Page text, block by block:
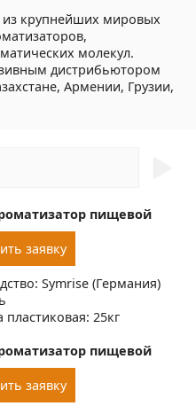
из крупнейших мировых
молекул.
дистрибьютором
Армении, Грузии,
пищевой
заявку
Symrise (Германия)
пластиковая: 25кг
пищевой
заявку